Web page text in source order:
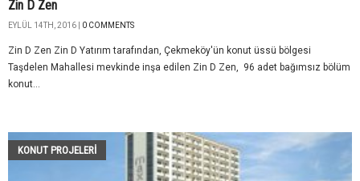
Zin D Zen
EYLÜL 14TH, 2016 | 0 COMMENTS
Zin D Zen Zin D Yatırım tarafından, Çekmeköy'ün konut üssü bölgesi
Taşdelen Mahallesi mevkinde inşa edilen Zin D Zen, 96 adet bağımsız bölüm
konut...
KONUT PROJELERI